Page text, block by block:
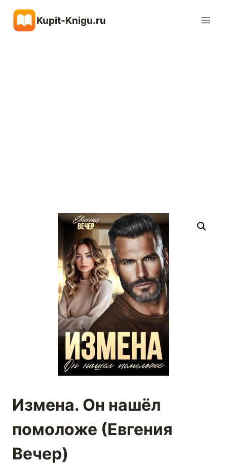
содержимому
Kupit-Knigu.ru
Измена. Он нашёл
помоложе (Евгения
Вечер)